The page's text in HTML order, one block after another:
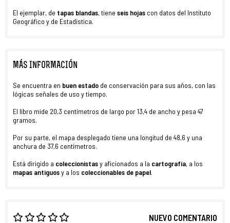
El ejemplar, de tapas blandas, tiene seis hojas con datos del Instituto
Geográfico y de Estadística.
MÁS INFORMACIÓN
Se encuentra en buen estado de conservación para sus años, con las
lógicas señales de uso y tiempo.
El libro mide 20,3 centímetros de largo por 13,4 de ancho y pesa 47
gramos.
Por su parte, el mapa desplegado tiene una longitud de 48,6 y una
anchura de 37,6 centímetros.
Está dirigido a coleccionistasy aficionados a la cartografía, a los
mapas antiguosy a los coleccionables de papel.
NUEVO COMENTARIO